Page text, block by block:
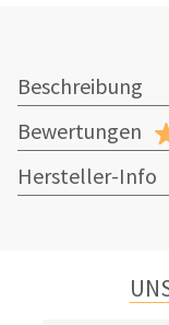
Beschreibung
Bewertungen
Hersteller-Info